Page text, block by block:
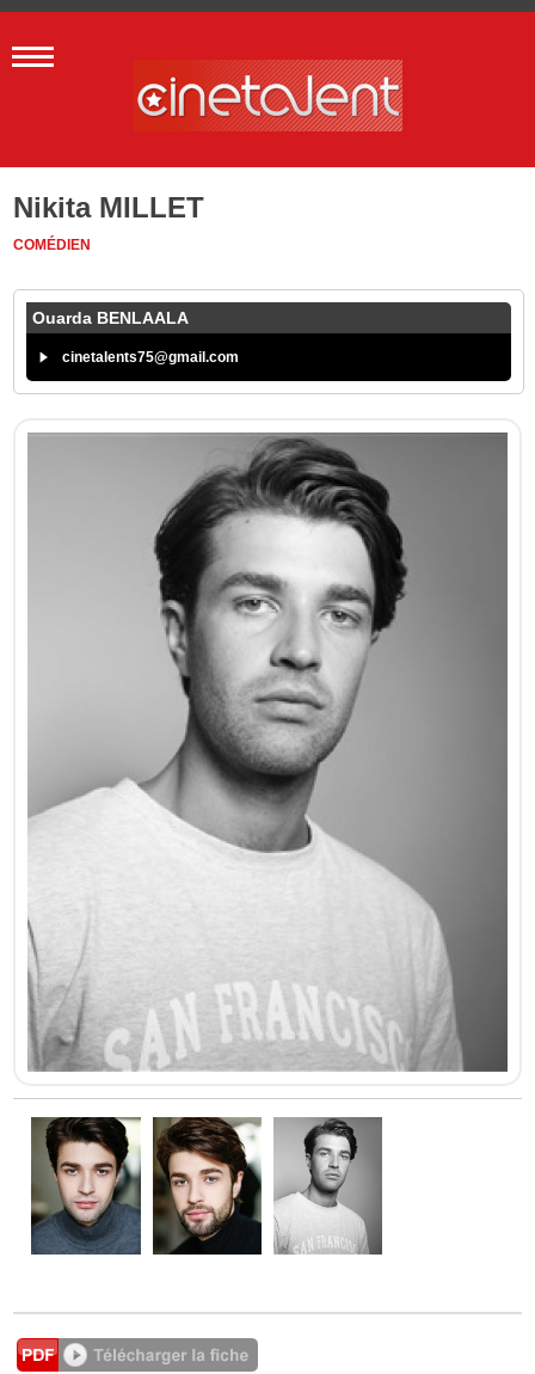
Nikita MILLET
COMÉDIEN
Ouarda BENLAALA
cinetalents75@gmail.com